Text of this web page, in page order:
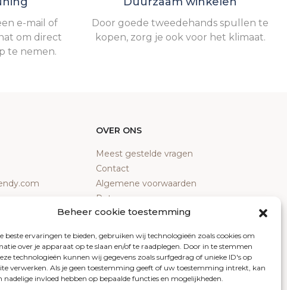
Beheer cookie toestemming
beste ervaringen te bieden, gebruiken wij technologieën zoals cookies om
over je apparaat op te slaan en/of te raadplegen. Door in te stemmen
technologieën kunnen wij gegevens zoals surfgedrag of unieke ID's op
verwerken. Als je geen toestemming geeft of uw toestemming intrekt, kan
nadelige invloed hebben op bepaalde functies en mogelijkheden.
e-mail of
om direct
te nemen.
Door goede tweedehands spullen te
kopen, zorg je ook voor het klimaat.
OVER ONS
Meest gestelde vragen
Contact
Algemene voorwaarden
Retourneren
Klachten
Cookiebeleid